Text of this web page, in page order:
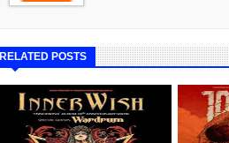
RELATED POSTS